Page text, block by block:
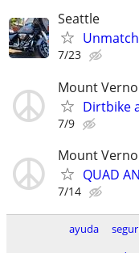
Seattle
7/23
Mount
Dirtbike
7/9
Mount
QUAD
7/14
ayuda